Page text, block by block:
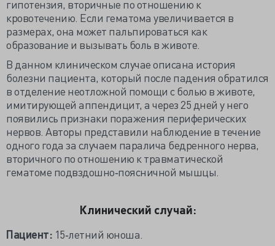
гипотензия, вторичные по отношению к
кровотечению. Если гематома увеличивается в
размерах, она может пальпироваться как
образование и вызывать боль в животе.
В данном клиническом случае описана история
болезни пациента, который после падения обратился
в отделение неотложной помощи с болью в животе,
имитирующей аппендицит, а через 25 дней у него
появились признаки поражения периферических
нервов. Авторы представили наблюдение в течение
одного года за случаем паралича бедренного нерва,
вторичного по отношению к травматической
гематоме подвздошно‐поясничной мышцы.
Клинический случай:
Пациент: 15‐летний юноша.